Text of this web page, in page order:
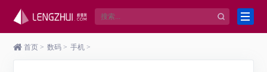
首页 > 数码 > 手机 >